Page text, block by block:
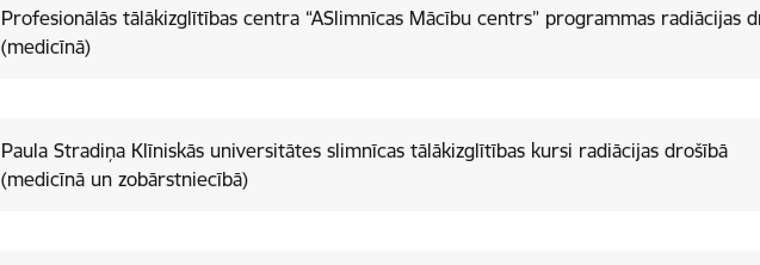
Profesionālās tālākizglītības centra “ASlimnīcas Mācību centrs” programmas radiācijas
(medicīnā)
Paula Stradiņa Klīniskās universitātes slimnīcas tālākizglītības kursi radiācijas drošībā
(medicīnā un zobārstniecībā)